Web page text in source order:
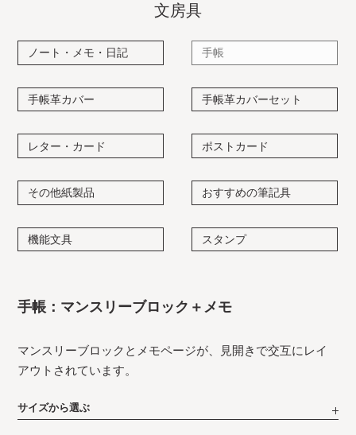
文房具
ノート・メモ・日記 手帳
手帳革カバー 手帳革カバーセット
レター・カード ポストカード
その他紙製品 おすすめの筆記具
機能文具 スタンプ
手帳：マンスリーブロック＋メモ
マンスリーブロックとメモページが、見開きで交互にレイ
アウトされています。
サイズから選ぶ